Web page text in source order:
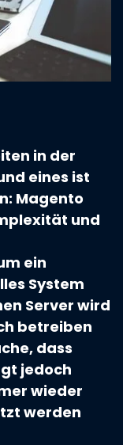
in der
eines ist
Magento
und
ein
System
Server wird
betreiben
dass
jedoch
wieder
werden